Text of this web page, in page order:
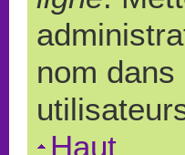
nom
Haut